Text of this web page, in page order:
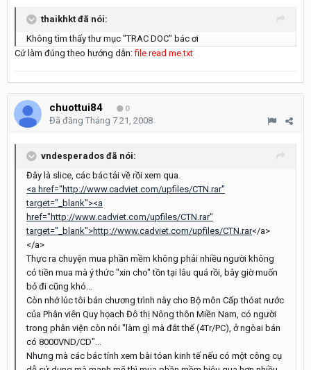
thaikhkt đã nói:
Không tìm thấy thư mục "TRAC DOC" bác ơi
Cứ làm đúng theo hướng dẫn:file read me.txt
chuottui84 0
Đã đăng Tháng 7 21, 2008
vndesperados đã nói:
Đây là slice, các bác tải về rồi xem qua.
<a href="http://www.cadviet.com/upfiles/CTN.rar"
target="_blank"><a
href="http://www.cadviet.com/upfiles/CTN.rar"
target="_blank">http://www.cadviet.com/upfiles/CTN.rar</a>
</a>
Thực ra chuyện mua phần mềm không phải nhiều người không
có tiền mua mà ý thức "xin cho" tồn tại lâu quá rồi, bây giờ muốn
bỏ đi cũng khó...
Còn nhớ lúc tôi bán chương trình này cho Bộ môn Cấp thóat nước
của Phân viên Quy họach Đô thị Nông thôn Miền Nam, có người
trong phân viện còn nói "làm gì mà đắt thế (4Tr/PC), ở ngòai bán
có 8000VND/CD"...
Nhưng mà các bác tính xem bài tóan kinh tế nếu có một công cụ